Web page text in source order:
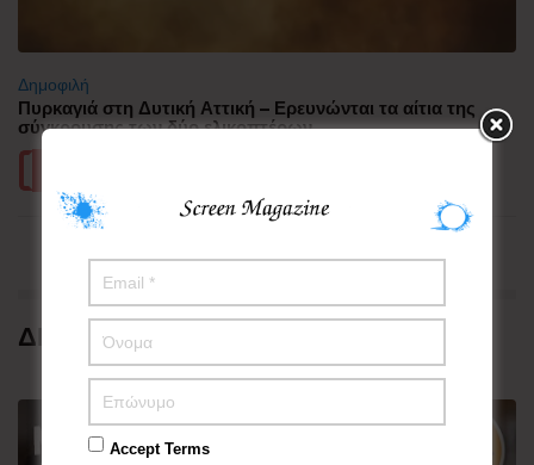
Δημοφιλή
Πυρκαγιά στη Δυτική Αττική – Ερευνώνται τα αίτια της
σύγκρουσης των δύο ελικοπτέρων
ΔΗΜΟΦΙΛΗ
Accept Terms